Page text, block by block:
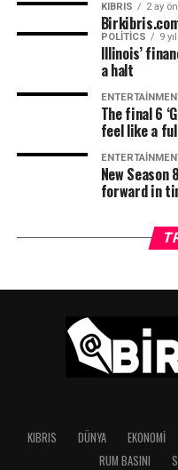
KIBRIS 2 ay
POLITICS 9
Illinois’
a halt
The final 6
feel like a
New
forward in
KIBRIS DÜNYA EKONOMI
RUM BASINI